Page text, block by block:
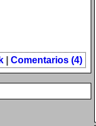
Comentarios (4)